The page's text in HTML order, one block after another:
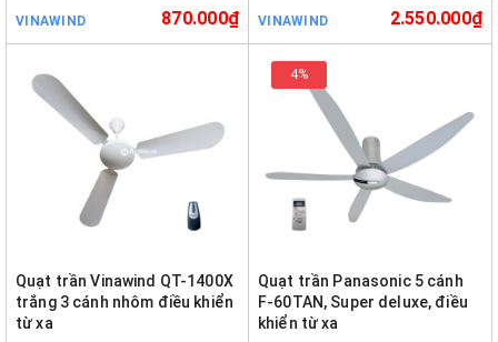
VINAWIND 870.000₫ VINAWIND 2.550.000₫
Quạt trần Vinawind QT-1400X
trắng 3 cánh nhôm điều khiển
từ xa
4%
Quạt trần Panasonic 5 cánh
F-60TAN, Super deluxe, điều
khiển từ xa